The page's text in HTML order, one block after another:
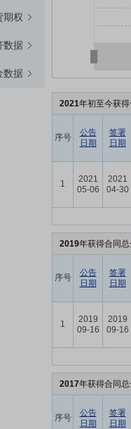
期权
数据
数据
2021年初至今获
序号
公告
日期
签署
日期
1
2021
05-06
2021
04-30
2019年获得合同
序号
公告
日期
签署
日期
1
2019
09-16
2019
09-16
2017年获得合同
序号
公告
日期
签署
日期